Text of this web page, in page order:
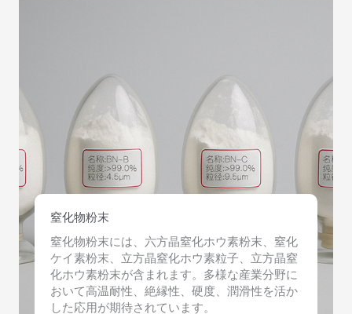
窒化物粉末
窒化物粉末には、六方晶窒化ホウ素粉末、窒化
ケイ素粉末、立方晶窒化ホウ素粒子、立方晶窒
化ホウ素粉末が含まれます。多様な産業分野に
おいて高温耐性、絶縁性、硬度、潤滑性を活か
した応用が期待されています。